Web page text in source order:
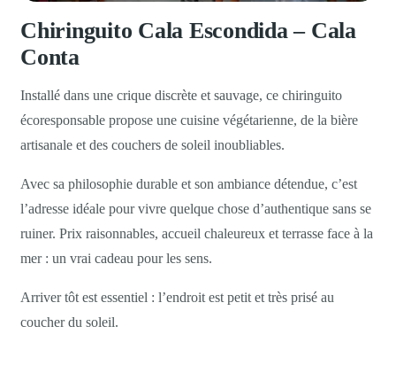
Chiringuito Cala Escondida – Cala
Conta
Installé dans une crique discrète et sauvage, ce chiringuito
écoresponsable propose une cuisine végétarienne, de la bière
artisanale et des couchers de soleil inoubliables.
Avec sa philosophie durable et son ambiance détendue, c’est
l’adresse idéale pour vivre quelque chose d’authentique sans se
ruiner. Prix raisonnables, accueil chaleureux et terrasse face à la
mer : un vrai cadeau pour les sens.
Arriver tôt est essentiel : l’endroit est petit et très prisé au
coucher du soleil.